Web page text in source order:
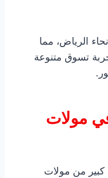
الرياض، مما
تسوق متنوعة
مولات
من مولات